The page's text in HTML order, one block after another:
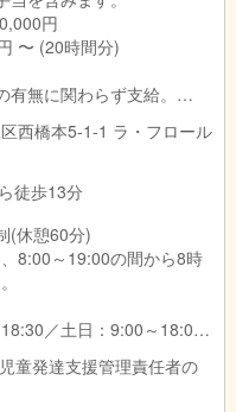
円
固定残業代: 43,100円 〜 (20時間分)
無に関わらず支給。
た場合は、別途割増賃金
ありません。
西橋本5-1-1 ラ・フロール
徒歩13分
(休憩60分)
8:00～19:00の間から8時
18:30／土日：9:00～18:00
さま、教室によって異なり
童発達支援管理責任者の